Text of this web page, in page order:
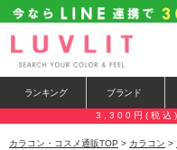
ランキング ブランド
3,300円(税込)
カラコン・コスメ通販TOP > カラコン >